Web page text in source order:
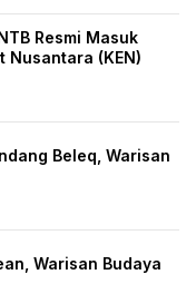
Resmi Masuk
Nusantara (KEN)
Beleq, Warisan
Warisan Budaya